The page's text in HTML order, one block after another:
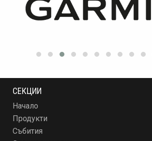
СЕКЦИИ
Начало
Продукти
Събития